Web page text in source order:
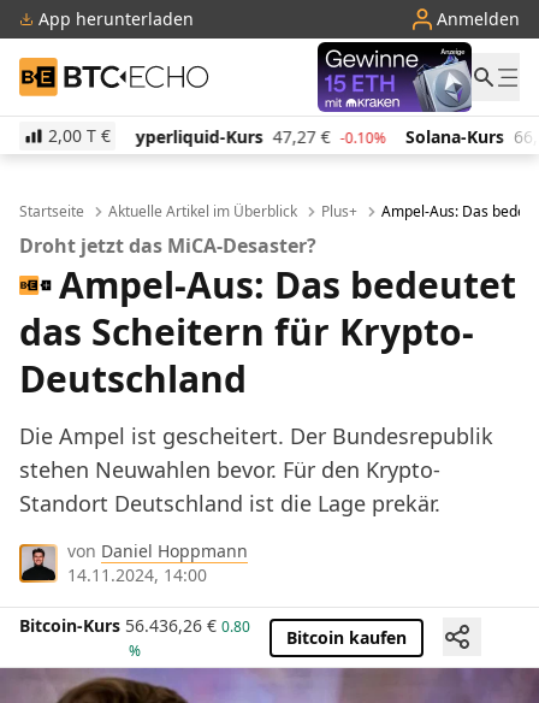
App herunterladen Anmelden
BTC-ECHO
2,00 T €
Kurs 47,27 € -0.10% Solana-Kurs 66,53 € 1.30% TRON-
Startseite Aktuelle Artikel im Überblick Plus+ Ampel-Aus: Das
Droht jetzt das MiCA-Desaster?
Ampel-Aus: Das bedeutet
das Scheitern für Krypto-
Deutschland
Die Ampel ist gescheitert. Der Bundesrepublik
stehen Neuwahlen bevor. Für den Krypto-
Standort Deutschland ist die Lage prekär.
von Daniel Hoppmann
14.11.2024, 14:00
Bitcoin-Kurs 56.436,26 € 0.80
%
Bitcoin kaufen